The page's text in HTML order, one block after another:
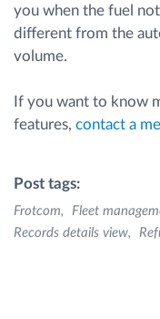
you when the fuel
different from the
volume.
If you want to know
features, contact a
Post tags:
Frotcom Fleet
Records details view